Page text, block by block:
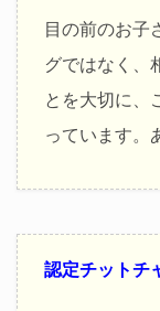
目の前のお子
グではなく、
とを大切に、
っています。
認定チット